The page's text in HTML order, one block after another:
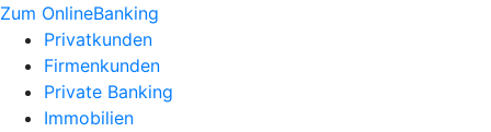
Zum OnlineBanking
Privatkunden
Firmenkunden
Private Banking
Immobilien